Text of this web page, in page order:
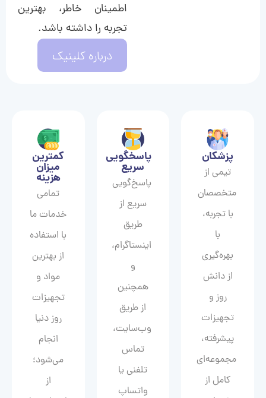
اطمینان خاطر، بهترین
تجربه را داشته باشد.
درباره کلینیک
پزشکان
تیمی از
متخصصان
با تجربه،
با
بهره‌گیری
از دانش
روز و
تجهیزات
پیشرفته،
مجموعه‌ای
کامل از
پاسخگویی
سریع
پاسخ‌گویی
سریع از
طریق
اینستاگرام،
و
همچنین
از طریق
وب‌سایت،
تماس
تلفنی یا
واتساپ
کمترین
میزان
هزینه
تمامی
خدمات ما
با استفاده
از بهترین
مواد و
تجهیزات
روز دنیا
انجام
می‌شود؛
از